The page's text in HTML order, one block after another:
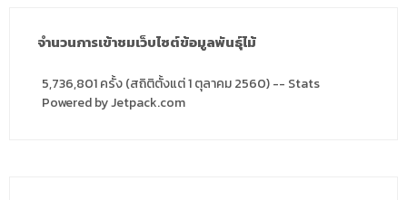
จำนวนการเข้าชมเว็บไซต์ข้อมูลพันธุ์ไม้
5,736,801 ครั้ง (สถิติตั้งแต่ 1 ตุลาคม 2560) -- Stats
Powered by Jetpack.com